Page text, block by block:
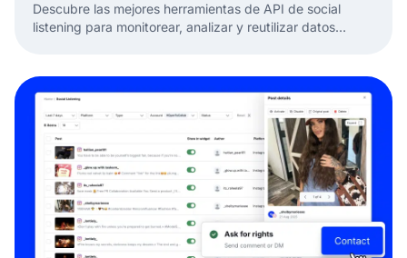
Descubre las mejores herramientas de API de social
listening para monitorear, analizar y reutilizar datos